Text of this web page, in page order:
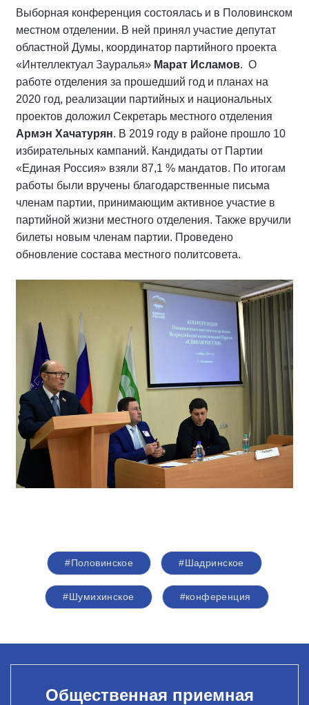
Выборная конференция состоялась и в Половинском
местном отделении. В ней принял участие депутат
областной Думы, координатор партийного проекта
«Интеллектуал Зауралья» Марат Исламов. О
работе отделения за прошедший год и планах на
2020 год, реализации партийных и национальных
проектов доложил Секретарь местного отделения
Армэн Хачатурян. В 2019 году в районе прошло 10
избирательных кампаний. Кандидаты от Партии
«Единая Россия» взяли 87,1 % мандатов. По итогам
работы были вручены благодарственные письма
членам партии, принимающим активное участие в
партийной жизни местного отделения. Также вручили
билеты новым членам партии. Проведено
обновление состава местного политсовета.
#Половинское #Шадринское
#Шумихинское #конференция
Общественная приемная